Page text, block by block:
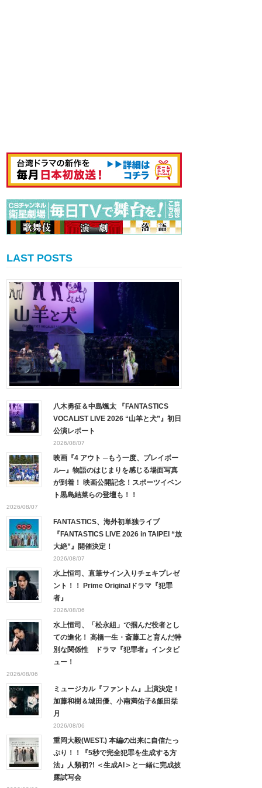
LAST POSTS
八木勇征＆中島颯太 『FANTASTICS
VOCALIST LIVE 2026 “山羊と犬”』初日
公演レポート
2026/08/07
映画『4 アウト ─もう一度、プレイボー
ル─』物語のはじまりを感じる場面写真
が到着！ 映画公開記念！スポーツイベン
ト黒島結菜らの登壇も！！
2026/08/07
FANTASTICS、海外初単独ライブ
『FANTASTICS LIVE 2026 in TAIPEI “放
大絶”』開催決定！
2026/08/07
水上恒司、直筆サイン入りチェキプレゼ
ント！！ Prime Originalドラマ『犯罪
者』
2026/08/06
水上恒司、「松永組」で掴んだ役者とし
ての進化！ 高橋一生・斎藤工と育んだ特
別な関係性 ドラマ『犯罪者』インタビ
ュー！
2026/08/06
ミュージカル『ファントム』上演決定！
加藤和樹＆城田優、小南満佑子&飯田栞
月
2026/08/06
重岡大毅(WEST.) 本編の出来に自信たっ
ぷり！！『5秒で完全犯罪を生成する方
法』人類初?! ＜生成AI＞と一緒に完成披
露試写会